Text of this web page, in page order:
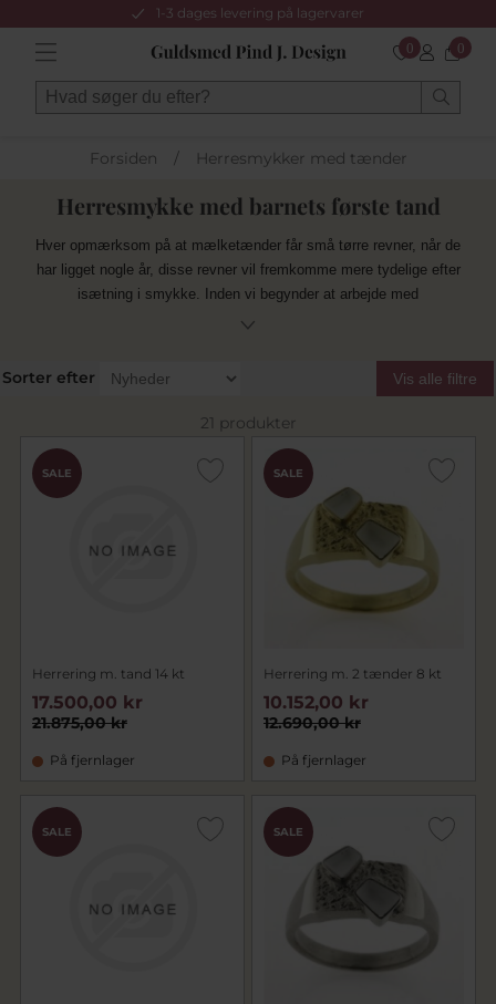
1-3 dages levering på lagervarer
0 0
Forsiden / Herresmykker med tænder
Herresmykke med barnets første tand
Hver opmærksom på at mælketænder får små tørre revner, når de
har ligget nogle år, disse revner vil fremkomme mere tydelige efter
isætning i smykke. Inden vi begynder at arbejde med
mælketænder vil der komme en tynd lim ned i tand, som trænger
Sorter efter Vis alle filtre
21 produkter
SALE
Herrering m. tand 14 kt
21.875,00 kr
17.500,00 kr
På fjernlager
SALE
Herrering m. 2 tænder 8 kt
12.690,00 kr
10.152,00 kr
På fjernlager
SALE SALE